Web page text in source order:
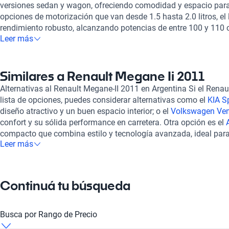
versiones sedan y wagon, ofreciendo comodidad y espacio
opciones de motorización que van desde 1.5 hasta 2.0 litros,
rendimiento robusto, alcanzando potencias de entre 100 y 110
conducción dinámica y eficiente, ya sea con transmisión
Su diseño exterior, junto con características como frenos ABS y
una experiencia de conducción segura y placentera.
año, como el
Renault Clio 2011 y el Renault Scenic 2011
, el
opción muy completa para quienes buscan calidad y
por un Renault Megane II 2011 a través de Kavak, tenés la
vehículos pasan por una inspección rigurosa para asegurar su
estético. Ofrecemos un proceso de compra 100% en línea que
Kavak.
Leer más
Similares a Renault Megane Ii 2011
Alternativas al Renault Megane-II 2011 en Argentina Si el
lista de opciones, puedes considerar alternativas como el KIA
diseño atractivo y un buen espacio interior; o el Volkswagen
confort y su sólida performance en carretera. Otra opción es el
compacto que combina estilo y tecnología avanzada, ideal
premium. Estas alternativas son excelentes para quienes
Leer más
Continuá tu búsqueda
Busca por Rango de Precio